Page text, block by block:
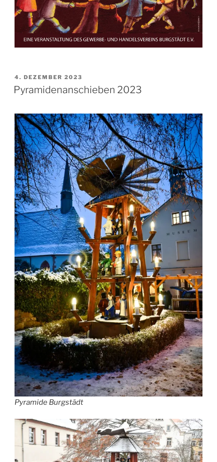
VERÖFFENTLICHT
AM
4. DEZEMBER 2023
Pyramidenanschieben 2023
Pyramide Burgstädt